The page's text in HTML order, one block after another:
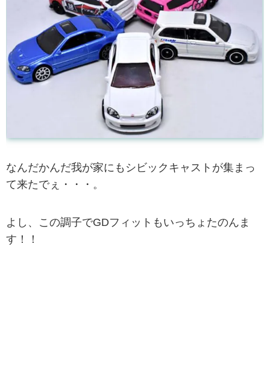
なんだかんだ我が家にもシビックキャストが集まっ
て来たでぇ・・・。
よし、この調子でGDフィットもいっちょたのんま
す！！